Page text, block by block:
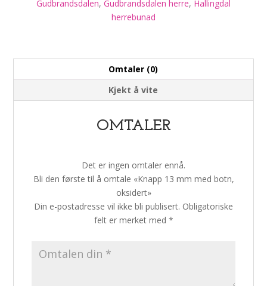
Gudbrandsdalen, Gudbrandsdalen herre, Hallingdal
herrebunad
Omtaler (0)
Kjekt å vite
OMTALER
Det er ingen omtaler ennå.
Bli den første til å omtale «Knapp 13 mm med botn,
oksidert»
Din e-postadresse vil ikke bli publisert. Obligatoriske
felt er merket med *